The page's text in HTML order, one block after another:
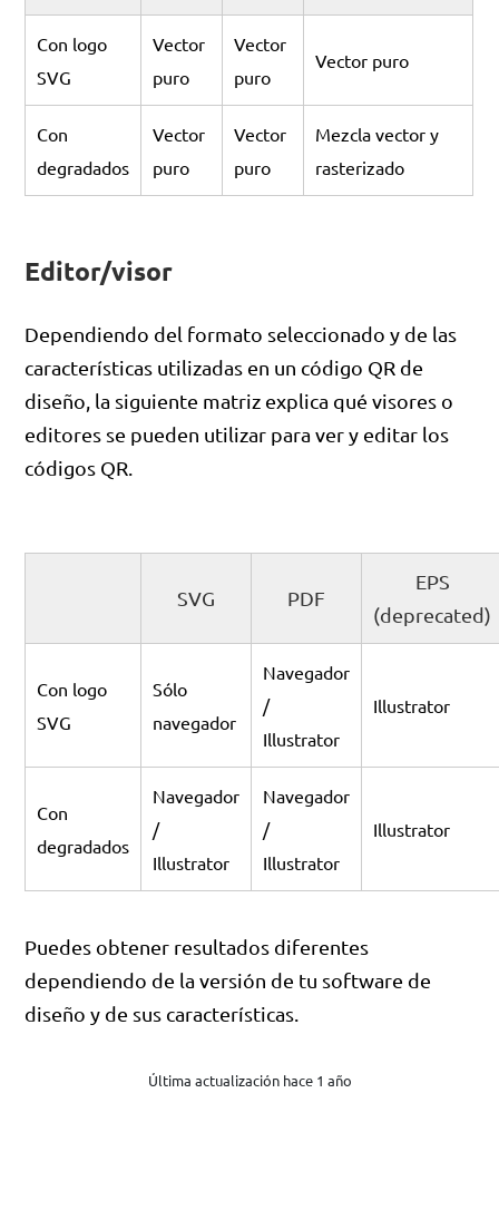
Con logo
SVG
Vector
puro
Vector
puro
Vector puro
Con
degradados
Vector
puro
Vector
puro
Mezcla vector y
rasterizado
Editor/visor
Dependiendo del formato seleccionado y de las
características utilizadas en un código QR de
diseño, la siguiente matriz explica qué visores o
editores se pueden utilizar para ver y editar los
códigos QR.
SVG PDF
EPS
(deprecated)
Con logo
SVG
Sólo
navegador
Navegador
/
Illustrator
Illustrator
Con
degradados
Navegador
/
Illustrator
Navegador
/
Illustrator
Illustrator
Puedes obtener resultados diferentes
dependiendo de la versión de tu software de
diseño y de sus características.
Última actualización hace 1 año